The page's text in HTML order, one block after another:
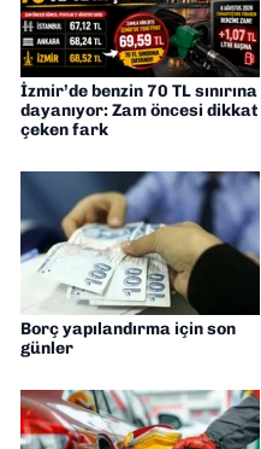
İzmir’de benzin 70 TL sınırına
dayanıyor: Zam öncesi dikkat
çeken fark
Borç yapılandırma için son
günler